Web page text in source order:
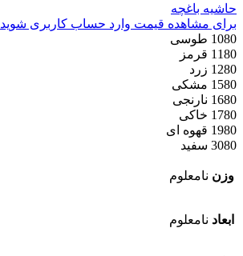
حاشیه باغچه
برای مشاهده قیمت وارد حساب کاربری شوید
1080 طوسی
1180 قرمز
1280 زرد
1580 مشکی
1680 نارنجی
1780 خاکی
1980 قهوه ای
3080 سفید
وزن نامعلوم
ابعاد نامعلوم